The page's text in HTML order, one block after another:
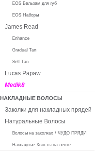
EOS Бальзам для губ
EOS Наборы
James Read
Enhance
Gradual Tan
Self Tan
Lucas Papaw
Medik8
НАКЛАДНЫЕ ВОЛОСЫ
Заколки для накладных прядей
Натуральные Волосы
Волосы на заколках / ЧУДО ПРЯДИ
Накладные Хвосты на ленте